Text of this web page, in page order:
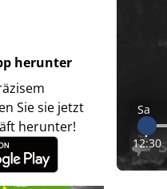
herunter
Sie sie jetzt
herunter!
Sa
12:30